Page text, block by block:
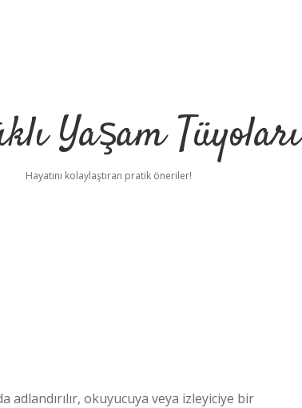
Yaşam Tüyoları
Hayatını kolaylaştıran pratik öneriler!
adlandırılır, okuyucuya veya izleyiciye bir